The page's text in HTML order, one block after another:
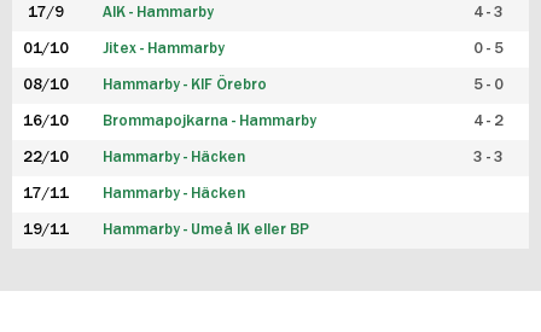
17/9 AIK - Hammarby 4 - 3
01/10 Jitex - Hammarby 0 - 5
08/10 Hammarby - KIF Örebro 5 - 0
16/10 Brommapojkarna - Hammarby 4 - 2
22/10 Hammarby - Häcken 3 - 3
17/11 Hammarby - Häcken
19/11 Hammarby - Umeå IK eller BP